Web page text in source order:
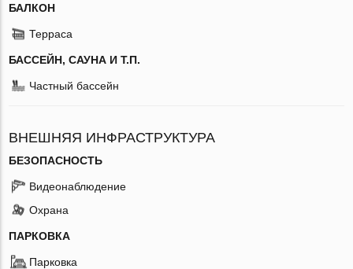
БАЛКОН
Терраса
БАССЕЙН, САУНА И Т.П.
Частный бассейн
ВНЕШНЯЯ ИНФРАСТРУКТУРА
БЕЗОПАСНОСТЬ
Видеонаблюдение
Охрана
ПАРКОВКА
Парковка